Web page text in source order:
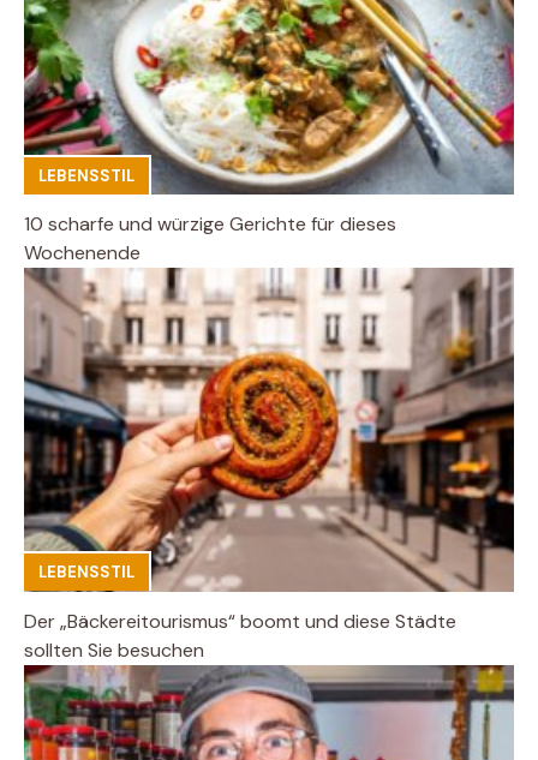
LEBENSSTIL
10 scharfe und würzige Gerichte für dieses
Wochenende
LEBENSSTIL
Der „Bäckereitourismus“ boomt und diese Städte
sollten Sie besuchen